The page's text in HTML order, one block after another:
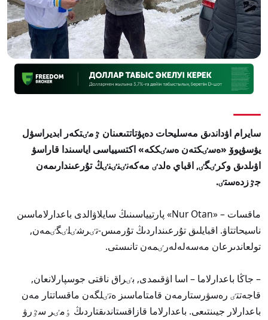
سايرام اۋداندىق مەسليحات دەپۋتاتتىعىنان ٷمٸتكەر ابديراسۋل
يۋسۋپوۆ «ەسٸكتەن ەسٸككە» اكتسيياسى اياسىندا قاراسۋ
اۋىلدىق وكرٸگٸ, اقباي ەلدٸ مەكەنٸنٸنٸڭ تۇرعىندارىمەن
جٷزدەستٸ.
ماقسات – «Nur Otan» پارتيياسىنىڭ سايلاۋالدى باعدارلاماسىن
ناسيحاتتاۋ. اقبايلىق تۇرعىنداردىڭ تۇرمىس-تٸرشٸلٸگٸمەن,
تولعاندىرعان مەسەلەلەرٸمەن تانىستى.
– جاڭا باعدارلاما – اسا اۋقىمدى, بٸراق ناقتى جوسپارلانعان,
قاجەتتٸ رەسۋرستارمەن قامتاماسىز ەتٸلگەن ماقساتتار مەن
باعدارلار جيىنتىعى. باعدارلاما قازاقستاندىقتاردىڭ ٶمٸر سٷرۋ